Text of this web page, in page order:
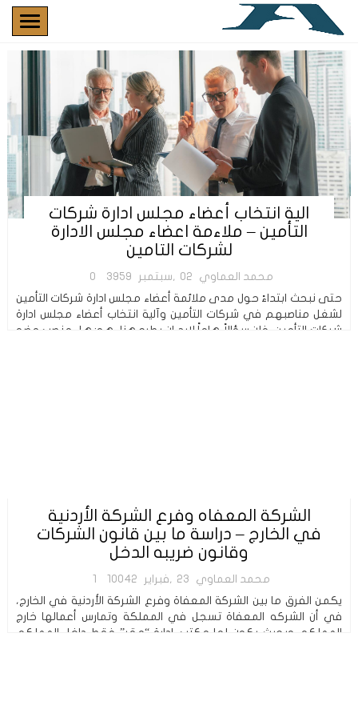
الية انتخاب أعضاء مجلس ادارة شركات
التأمين – ملاءمة اعضاء مجلس الادارة
لشركات التامين
محمد العماوي 02,سبتمبر 3959
0
حتى نبحث ابتداءً حول مدى ملائمة أعضاء مجلس ادارة شركات التأمين
لشغل مناصبهم في شركات التأمين وآلية انتخاب أعضاء مجلس ادارة
شركات التأمين، فإن سؤالاً هاماً لابد ان يطرح هنا، هو: هل منصب عضو
الشركة المعفاه وفرع الشركة الأردنية
في الخارج – دراسة ما بين قانون الشركات
وقانون ضريبه الدخل
محمد العماوي 23,فبراير 10042
1
يكمن الفرق ما بين الشركة المعفاة وفرع الشركة الأردنية في الخارج،
في أن الشركه المعفاة تسجل في المملكة وتمارس أعمالها خارج
المملكه، وبحيث يكون لها مكتب إدارة “مقر” فقط داخل المملكه.